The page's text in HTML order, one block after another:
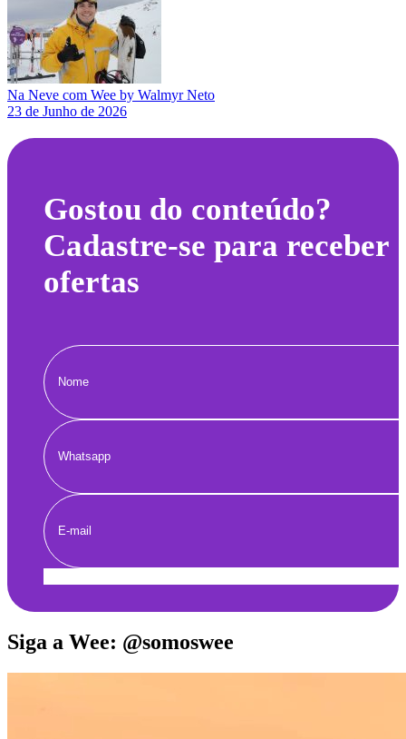
Na Neve com Wee by Walmyr Neto
23 de Junho de 2026
Gostou do conteúdo?
Cadastre-se para receber
ofertas
Siga a Wee: @somoswee